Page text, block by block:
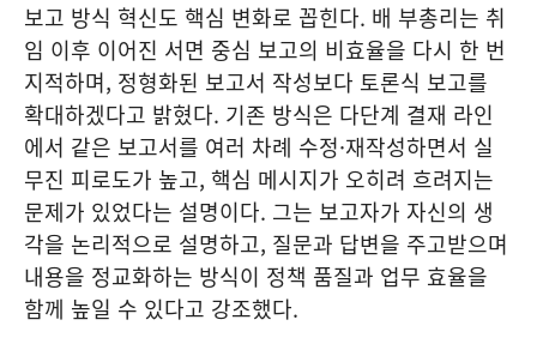
보고 방식 혁신도 핵심 변화로 꼽힌다. 배 부총리는 취
임 이후 이어진 서면 중심 보고의 비효율을 다시 한 번
지적하며, 정형화된 보고서 작성보다 토론식 보고를
확대하겠다고 밝혔다. 기존 방식은 다단계 결재 라인
에서 같은 보고서를 여러 차례 수정·재작성하면서 실
무진 피로도가 높고, 핵심 메시지가 오히려 흐려지는
문제가 있었다는 설명이다. 그는 보고자가 자신의 생
각을 논리적으로 설명하고, 질문과 답변을 주고받으며
내용을 정교화하는 방식이 정책 품질과 업무 효율을
함께 높일 수 있다고 강조했다.